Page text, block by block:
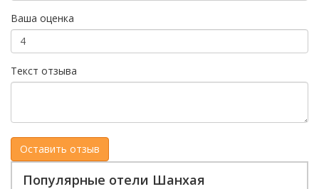
Ваша оценка
Текст отзыва
Популярные отели Шанхая